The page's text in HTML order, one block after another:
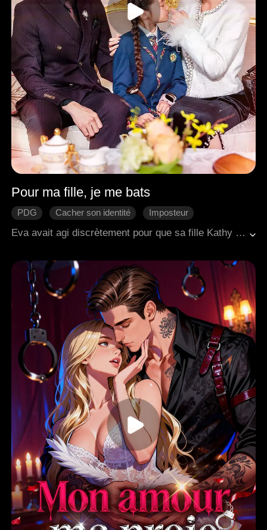
Pour ma fille, je me bats
PDG Cacher son identité
Imposteur
Riposter
Romance moderne
Eva avait agi discrètement pour que sa fille Kathy puisse grandir comme une enfant ordinaire. Cependant, d'autres enfants à l'école harcelaient Kathy, la croyant pauvre. Kay, la mère d'un des camarades de classe de Kathy, se faisait passer pour Eva en tant qu'épouse du PDG et s'entendait avec d'autres parents et enseignants pour tourmenter Kathy. N'y tenant plus, Eva se vengea de ceux qui avaient maltraité sa fille. Finalement, Kay réalisa qu'Eva était bien l'épouse du PDG et subit les conséquences qu'elle méritait. À travers cette épreuve, Kathy gagna encore plus d'admiration pour sa mère et apprit à se protéger.